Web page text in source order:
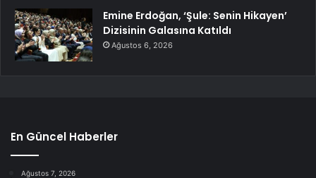
Emine Erdoğan, ‘Şule: Senin Hikayen’
Dizisinin Galasına Katıldı
Ağustos 6, 2026
En Güncel Haberler
Ağustos 7, 2026